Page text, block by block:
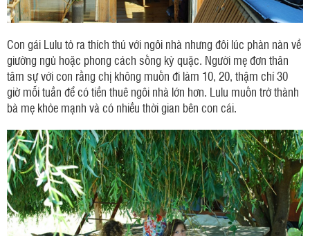
Con gái Lulu tỏ ra thích thú với ngôi nhà nhưng đôi lúc phàn nàn về
giường ngủ hoặc phong cách sống kỳ quặc. Người mẹ đơn thân
tâm sự với con rằng chị không muốn đi làm 10, 20, thậm chí 30
giờ mỗi tuần để có tiền thuê ngôi nhà lớn hơn. Lulu muốn trở thành
bà mẹ khỏe mạnh và có nhiều thời gian bên con cái.